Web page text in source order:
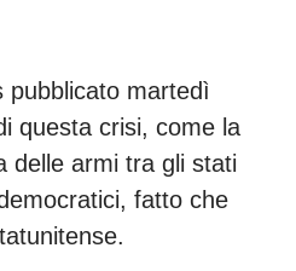
pubblicato martedì
questa crisi, come la
delle armi tra gli stati
fatto che